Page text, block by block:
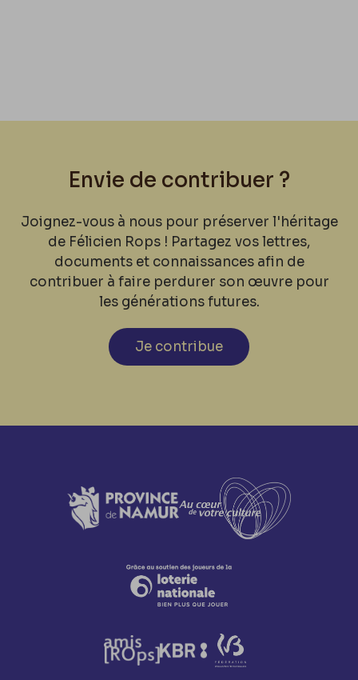
Envie de contribuer ?
Joignez-vous à nous pour préserver l'héritage
de Félicien Rops ! Partagez vos lettres,
documents et connaissances afin de
contribuer à faire perdurer son œuvre pour
les générations futures.
Je contribue